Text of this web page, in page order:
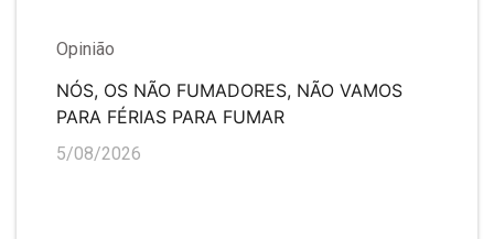
Opinião
NÓS, OS NÃO FUMADORES, NÃO VAMOS
PARA FÉRIAS PARA FUMAR
5/08/2026